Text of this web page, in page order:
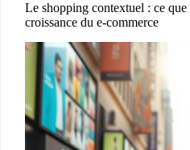
Le shopping contextuel : ce
croissance du e-commerce